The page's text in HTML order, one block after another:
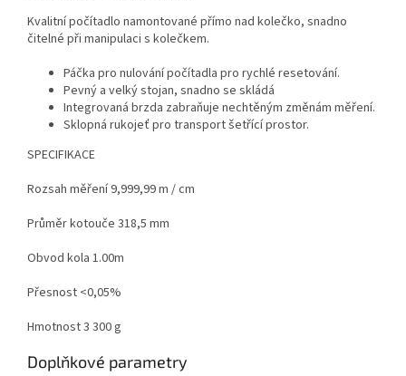
Kvalitní počítadlo namontované přímo nad kolečko, snadno
čitelné při manipulaci s kolečkem.
Páčka pro nulování počítadla pro rychlé resetování.
Pevný a velký stojan, snadno se skládá
Integrovaná brzda zabraňuje nechtěným změnám měření.
Sklopná rukojeť pro transport šetřící prostor.
SPECIFIKACE
Rozsah měření 9,999,99 m / cm
Průměr kotouče 318,5 mm
Obvod kola 1.00m
Přesnost <0,05%
Hmotnost 3 300 g
Doplňkové parametry